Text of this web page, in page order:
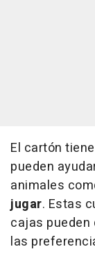
El cartón
pueden
animales
jugar. Estas
cajas pueden
las